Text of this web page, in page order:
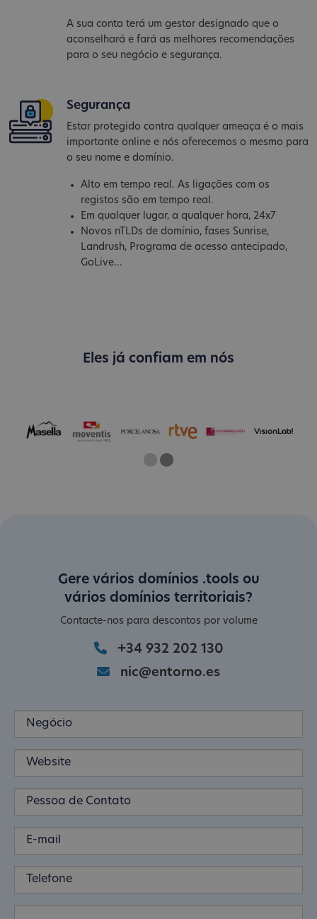
A sua conta terá um gestor designado que o
aconselhará e fará as melhores recomendações
para o seu negócio e segurança.
Segurança
Estar protegido contra qualquer ameaça é o mais
importante online e nós oferecemos o mesmo para
o seu nome e domínio.
Alto em tempo real. As ligações com os
registos são em tempo real.
Em qualquer lugar, a qualquer hora, 24x7
Novos nTLDs de domínio, fases Sunrise,
Landrush, Programa de acesso antecipado,
GoLive...
Eles já confiam em nós
One
Current Slide
Two
Gere vários domínios .tools ou
vários domínios territoriais?
Contacte-nos para descontos por volume
+34 932 202 130
nic@entorno.es